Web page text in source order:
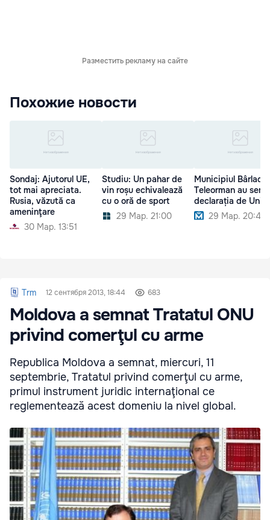
Разместить рекламу на сайте
Похожие новости
Sondaj: Ajutorul UE,
tot mai apreciata.
Rusia, văzută ca
ameninţare
30 Мар. 13:51
Studiu: Un pahar de
vin roșu echivalează
cu o oră de sport
29 Мар. 21:00
Municipiul Bârlad
Teleorman au
declarația de Unire
29 Мар. 20:40
Trm 12 сентября 2013, 18:44 683
Moldova a semnat Tratatul ONU
privind comerţul cu arme
Republica Moldova a semnat, miercuri, 11
septembrie, Tratatul privind comerţul cu arme,
primul instrument juridic internaţional ce
reglementează acest domeniu la nivel global.